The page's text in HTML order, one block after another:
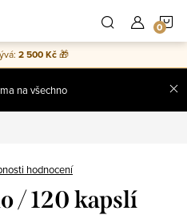
2 500 Kč🎁
na všechno
hodnocení
/ 120 kapslí